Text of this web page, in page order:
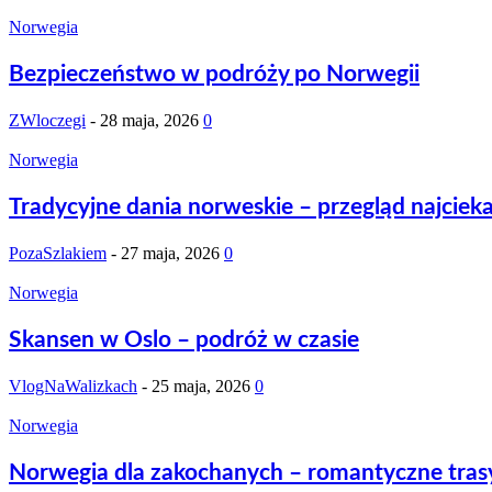
Norwegia
Bezpieczeństwo w podróży po Norwegii
ZWloczegi - 28 maja, 2026 0
Norwegia
Tradycyjne dania norweskie – przegląd
PozaSzlakiem - 27 maja, 2026 0
Norwegia
Skansen w Oslo – podróż w czasie
VlogNaWalizkach - 25 maja, 2026 0
Norwegia
Norwegia dla zakochanych – romantyczne